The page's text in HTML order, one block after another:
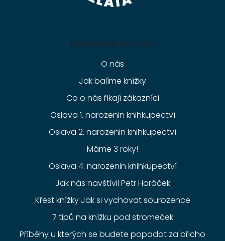
Informace pro vás
O nás
Jak balíme knížky
Co o nás říkají zákazníci
Oslava 1. narozenin knihkupectví
Oslava 2. narozenin knihkupectví
Máme 3 roky!
Oslava 4. narozenin knihkupectví
Jak nás navštívil Petr Horáček
Křest knížky Jak si vychovat sourozence
7 tipů na knížku pod stromeček
Příběhy u kterých se budete popadat za břicho